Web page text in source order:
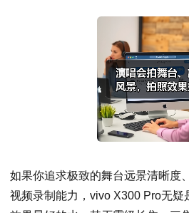
如果你追求极致的舞台远景清晰度
视频录制能力，vivo X300 Pro无疑